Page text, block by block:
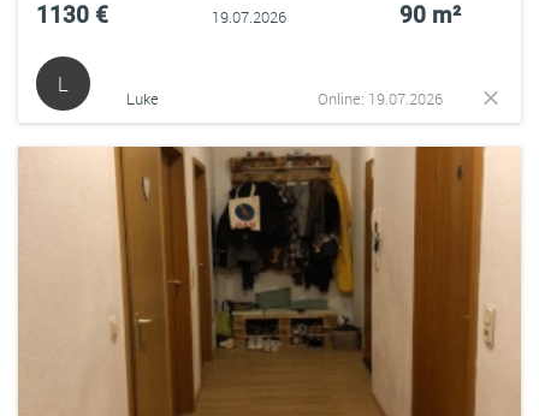
1130 € 19.07.2026 90 m²
L
Luke Online: 19.07.2026